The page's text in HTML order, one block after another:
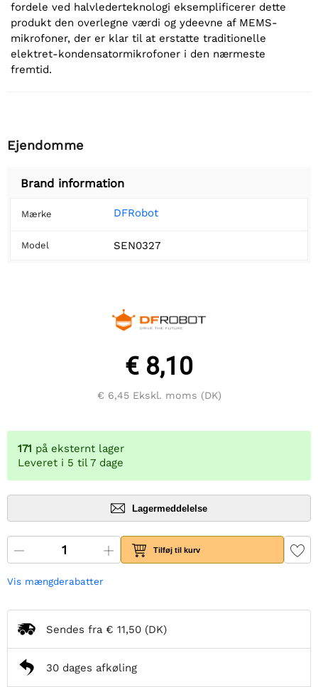
fordele ved halvlederteknologi eksemplificerer dette
produkt den overlegne værdi og ydeevne af MEMS-
mikrofoner, der er klar til at erstatte traditionelle
elektret-kondensatormikrofoner i den nærmeste
fremtid.
Ejendomme
Brand information
Mærke DFRobot
Model SEN0327
€ 8,10
€ 6,45Ekskl. moms (DK)
171 på eksternt lager
Leveret i 5 til 7 dage
Lagermeddelelse
Tilføj til kurv
Vis mængderabatter
Sendes fra € 11,50 (DK)
30 dages afkøling